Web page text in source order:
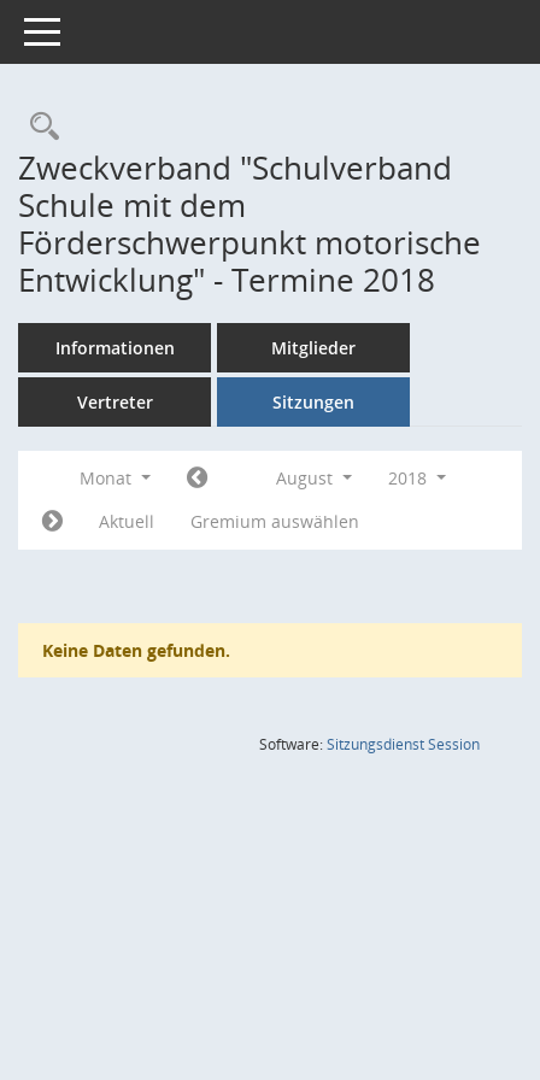
Toggle navigation
Rechercheauswahl
Zweckverband "Schulverband
Schule mit dem
Förderschwerpunkt motorische
Entwicklung" - Termine 2018
Informationen Mitglieder
Vertreter Sitzungen
Monat August
2018
Aktuell
Gremium auswählen
Keine Daten gefunden.
Software:SitzungsdienstSession(Wird in